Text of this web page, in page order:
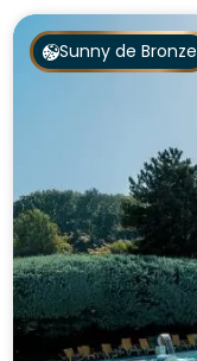
Sunny de Bronze